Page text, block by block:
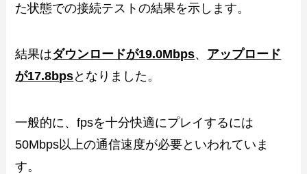
た状態での接続テストの結果を示します。
結果はダウンロードが19.0Mbps、 アップロード
が17.8bpsとなりました。
一般的に、fpsを十分快適にプレイするには
50Mbps以上の通信速度が必要といわれていま
す。